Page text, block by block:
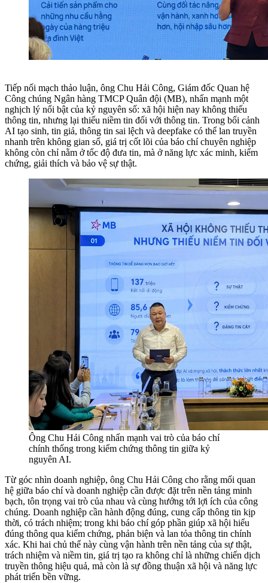
Tiếp nối mạch thảo luận, ông Chu Hải Công, Giám đốc Quan hệ
Công chúng Ngân hàng TMCP Quân đội (MB), nhấn mạnh một
nghịch lý nổi bật của kỷ nguyên số: xã hội hiện nay không thiếu
thông tin, nhưng lại thiếu niềm tin đối với thông tin. Trong bối cảnh
AI tạo sinh, tin giả, thông tin sai lệch và deepfake có thể lan truyền
nhanh trên không gian số, giá trị cốt lõi của báo chí chuyên nghiệp
không còn chỉ nằm ở tốc độ đưa tin, mà ở năng lực xác minh, kiểm
chứng, giải thích và bảo vệ sự thật.
Ông Chu Hải Công nhấn mạnh vai trò của báo chí
chính thống trong kiểm chứng thông tin giữa kỷ
nguyên AI.
Từ góc nhìn doanh nghiệp, ông Chu Hải Công cho rằng mối quan
hệ giữa báo chí và doanh nghiệp cần được đặt trên nền tảng minh
bạch, tôn trọng vai trò của nhau và cùng hướng tới lợi ích của công
chúng. Doanh nghiệp cần hành động đúng, cung cấp thông tin kịp
thời, có trách nhiệm; trong khi báo chí góp phần giúp xã hội hiểu
đúng thông qua kiểm chứng, phản biện và lan tỏa thông tin chính
xác. Khi hai chủ thể này cùng vận hành trên nền tảng của sự thật,
trách nhiệm và niềm tin, giá trị tạo ra không chỉ là những chiến dịch
truyền thông hiệu quả, mà còn là sự đồng thuận xã hội và năng lực
phát triển bền vững.